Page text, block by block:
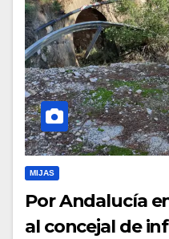
MIJAS
Por Andalucía
al concejal de